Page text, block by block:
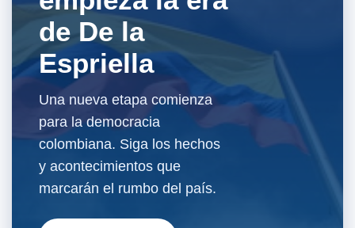
de De la
Espriella
Una nueva etapa comienza
para la democracia
colombiana. Siga los hechos
y acontecimientos que
marcarán el rumbo del país.